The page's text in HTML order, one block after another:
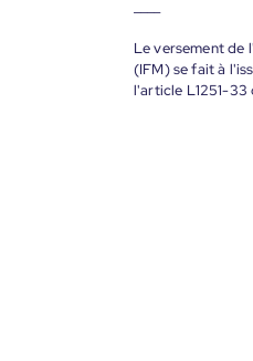
Le versement de
(IFM) se fait à
l'article L1251-33